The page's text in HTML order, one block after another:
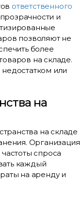
ответственного
и
позволяют не
более
на складе.
или
на
на складе
Организация
спроса
каждый
на аренду и